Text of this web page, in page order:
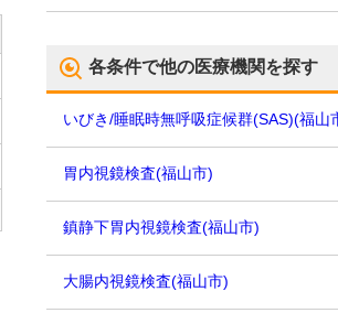
各条件で他の医療機関を探す
いびき/睡眠時無呼吸症候群(SAS)(福山
胃内視鏡検査(福山市)
鎮静下胃内視鏡検査(福山市)
大腸内視鏡検査(福山市)